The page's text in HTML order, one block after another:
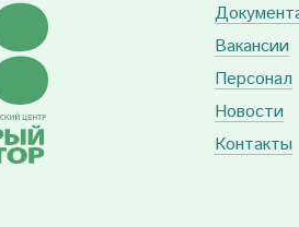
Вакансии
Персонал
Новости
Контакты